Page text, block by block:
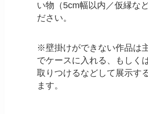
い物（5cm幅以内／仮縁な
ださい。
※壁掛けができない作品は
でケースに入れる、もしく
取りつけるなどして展示す
ます。